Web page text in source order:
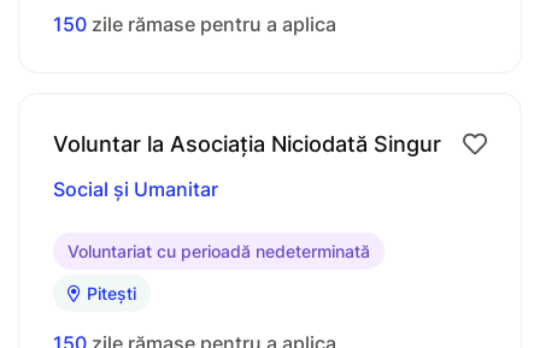
150 zile rămase pentru a aplica
Voluntar la Asociația Niciodată Singur
Social și Umanitar
Voluntariat cu perioadă nedeterminată
Pitești
150 zile rămase pentru a aplica